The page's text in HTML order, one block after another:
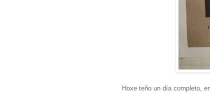
Hoxe teño un día completo,